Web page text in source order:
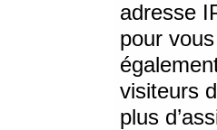
adresse
pour
visiteurs
plus